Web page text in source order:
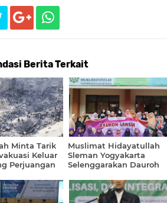
Berita Terkait
Minta Tarik
Keluar
Perjuangan
Muslimat Hidayatullah
Sleman Yogyakarta
Selenggarakan Dauroh